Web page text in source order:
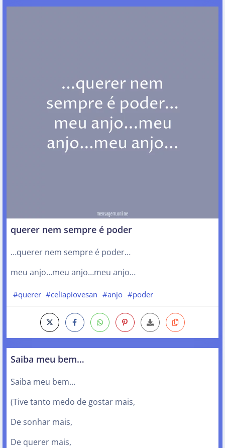
querer nem sempre é poder
…querer nem sempre é poder…
meu anjo…meu anjo…meu anjo…
#querer #celiapiovesan #anjo #poder
Saiba meu bem…
Saiba meu bem…
(Tive tanto medo de gostar mais,
De sonhar mais,
De querer mais,